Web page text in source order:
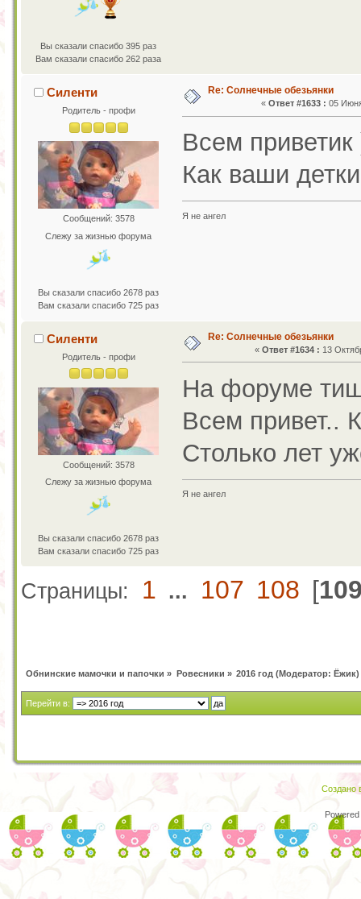
Вы сказали спасибо 395 раз
Вам сказали спасибо 262 раза
Силенти
Родитель - профи
Сообщений: 3578
Слежу за жизнью форума
Вы сказали спасибо 2678 раз
Вам сказали спасибо 725 раз
Re: Солнечные обезьянки
« Ответ #1633 : 05
Всем
Как ваши
Я не ангел
Силенти
Родитель - профи
Сообщений: 3578
Слежу за жизнью форума
Вы сказали спасибо 2678 раз
Вам сказали спасибо 725 раз
Re: Солнечные обезьянки
«Ответ #1634 : 13
На форуме
Всем привет..
Столько лет
Я не ангел
Страницы: 1 ... 107 108 [
Обнинские мамочки и папочки » Ровесники » 2016 год (Модератор: Ёжик)
Перейти в:
Создано